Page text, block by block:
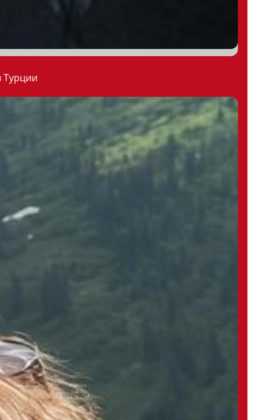
Турции